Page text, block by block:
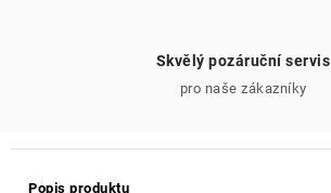
Skvělý pozáruční servis
pro naše zákazníky
Popis produktu